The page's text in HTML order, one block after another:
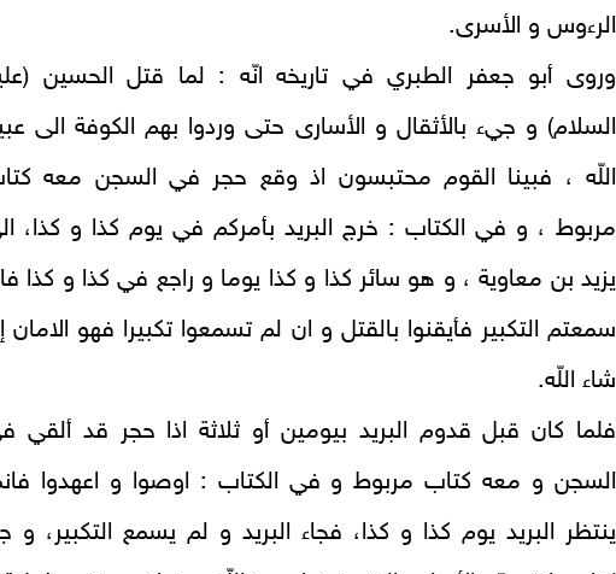
الرءوس و الأسرى.
وروى أبو جعفر الطبري في تاريخه انّه : لما قتل الحسين
السلام) و جي‏ء بالأثقال و الأسارى حتى وردوا بهم الكوفة الى
اللّه ، فبينا القوم محتبسون اذ وقع حجر في السجن معه
مربوط ، و في الكتاب : خرج البريد بأمركم في يوم كذا و كذا،
يزيد بن معاوية ، و هو سائر كذا و كذا يوما و راجع في كذا و كذا
سمعتم التكبير فأيقنوا بالقتل و ان لم تسمعوا تكبيرا فهو الامان
شاء اللّه.
فلما كان قبل قدوم البريد بيومين أو ثلاثة اذا حجر قد ألقي
السجن و معه كتاب مربوط و في الكتاب : اوصوا و اعهدوا
ينتظر البريد يوم كذا و كذا، فجاء البريد و لم يسمع التكبير، و